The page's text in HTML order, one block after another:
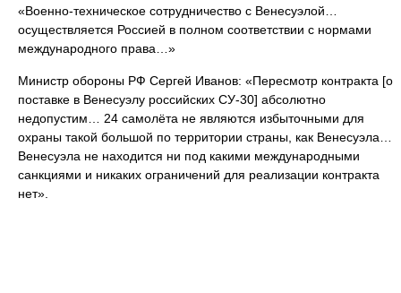
«Военно-техническое сотрудничество с Венесуэлой…
осуществляется Россией в полном соответствии с нормами
международного права…»
Министр обороны РФ Сергей Иванов: «Пересмотр контракта [о
поставке в Венесуэлу российских СУ-30] абсолютно
недопустим… 24 самолёта не являются избыточными для
охраны такой большой по территории страны, как Венесуэла…
Венесуэла не находится ни под какими международными
санкциями и никаких ограничений для реализации контракта
нет».